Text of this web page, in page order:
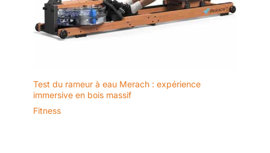
Test du rameur à eau Merach : expérience
immersive en bois massif
Fitness